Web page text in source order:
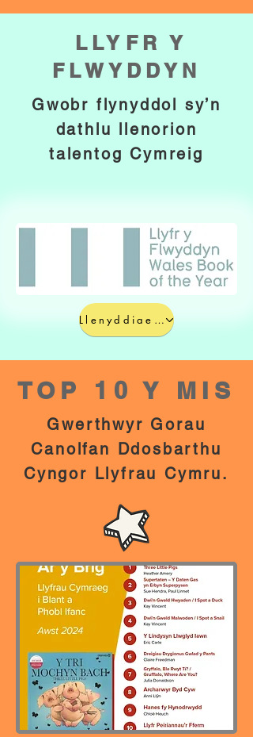
LLYFR Y
FLWYDDYN
Gwobr flynyddol sy’n
dathlu llenorion
talentog Cymreig
Llenyddiaeth Cymru
TOP 10 Y MIS
Gwerthwyr Gorau
Canolfan Ddosbarthu
Cyngor Llyfrau Cymru.